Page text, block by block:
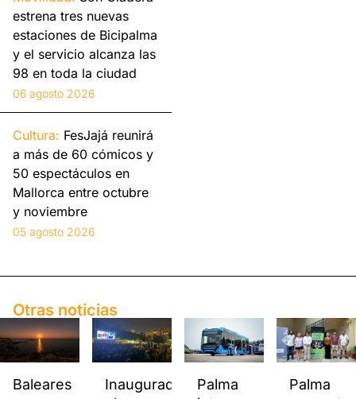
estrena tres nuevas
estaciones de Bicipalma
y el servicio alcanza las
98 en toda la ciudad
06 agosto 2026
Cultura: FesJajá reunirá
a más de 60 cómicos y
50 espectáculos en
Mallorca entre octubre
y noviembre
05 agosto 2026
Otras noticias
Baleares
Inaugurado
Palma
Palma